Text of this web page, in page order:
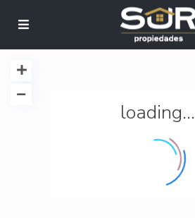
loading...